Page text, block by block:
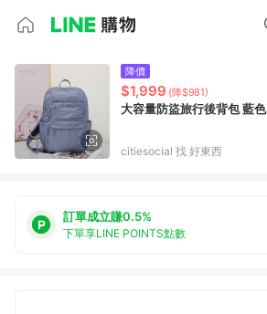
降價
$1,999 (降$981)
大容量防盜旅行後背包 藍色
citiesocial 找 好東西
訂單成立賺0.5%
下單享LINE POINTS點數